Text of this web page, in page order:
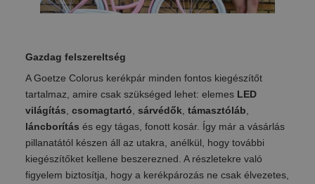
Gazdag felszereltség
A Goetze Colorus kerékpár minden fontos kiegészítőt
tartalmaz, amire csak szükséged lehet: elemes LED
világítás csomagtartó sárvédők támasztóláb
láncborítás és egy tágas, fonott kosár. Így már a vásárlás
pillanatától készen áll az utakra, anélkül, hogy további
kiegészítőket kellene beszerezned. A részletekre való
figyelem biztosítja, hogy a kerékpározás ne csak élvezetes,